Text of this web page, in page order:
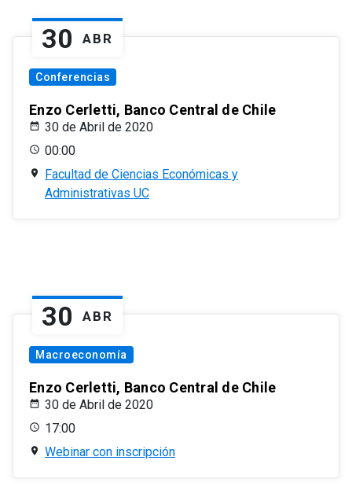
30 ABR
Conferencias
Enzo Cerletti, Banco Central de Chile
30 de Abril de 2020
00:00
Facultad de Ciencias Económicas y
Administrativas UC
30 ABR
Macroeconomía
Enzo Cerletti, Banco Central de Chile
30 de Abril de 2020
17:00
Webinar con inscripción